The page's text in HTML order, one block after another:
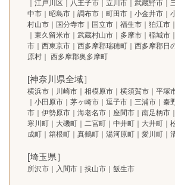
｜江戸川区｜八王子市｜立川市｜武蔵野市｜
中市｜昭島市｜調布市｜町田市｜小金井市｜
村山市｜国分寺市｜国立市｜福生市｜狛江市
｜東久留米市｜武蔵村山市｜多摩市｜稲城市
市｜西東京市｜西多摩郡瑞穂町｜西多摩郡日
原村｜ 西多摩郡奥多摩町
[神奈川県全域］
横浜市｜川崎市｜相模原市｜横須賀市｜平塚
｜小田原市｜茅ヶ崎市｜逗子市｜三浦市｜秦
市｜伊勢原市｜海老名市｜座間市｜南足柄市
寒川町｜大磯町｜二宮町｜中井町｜大井町｜
成町｜箱根町｜真鶴町｜湯河原町｜愛川町｜
[埼玉県］
所沢市｜入間市｜挟山市｜飯生市